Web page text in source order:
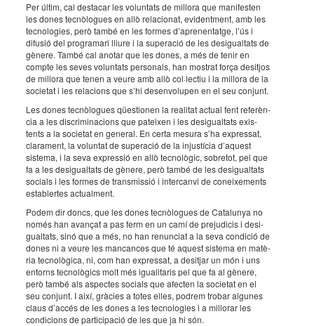
Per últim, cal desta­car les volun­tats de millora que mani­fes­ten
les dones tecnò­lo­gues en allò rela­ci­o­nat, evident­ment, amb les
tecno­lo­gies, però també en les formes d’apre­nen­tatge, l’ús i
difu­sió del progra­mari lliure i la supe­ra­ció de les desi­gual­tats de
gènere. També cal anotar que les dones, a més de tenir en
compte les seves volun­tats perso­nals, han mostrat força desit­jos
de millora que tenen a veure amb allò col·­lec­tiu i la millora de la
soci­e­tat i les rela­ci­ons que s’hi desen­vo­lu­pen en el seu conjunt.
Les dones tecnò­lo­gues qües­ti­o­nen la reali­tat actual fent refe­rèn­
cia a les discri­mi­na­ci­ons que patei­xen i les desi­gual­tats exis­
tents a la soci­e­tat en gene­ral. En certa mesura s’ha expres­sat,
clara­ment, la volun­tat de supe­ra­ció de la injus­tí­cia d’aquest
sistema, i la seva expres­sió en allò tecno­lò­gic, sobre­tot, pel que
fa a les desi­gual­tats de gènere, però també de les desi­gual­tats
soci­als i les formes de trans­mis­sió i inter­canvi de conei­xe­ments
esta­bler­tes actu­al­ment.
Podem dir doncs, que les dones tecnò­lo­gues de Cata­lu­nya no
només han avan­çat a pas ferm en un camí de preju­di­cis i desi­
gual­tats, sinó que a més, no han renun­ciat a la seva condi­ció de
dones ni a veure les mancan­ces que té aquest sistema en matè­
ria tecno­lò­gica, ni, com han expres­sat, a desit­jar un món i uns
entorns tecno­lò­gics molt més igua­li­ta­ris pel que fa al gènere,
però també als aspec­tes soci­als que afec­ten la soci­e­tat en el
seu conjunt. I així, gràcies a totes elles, podrem trobar algu­nes
claus d’ac­cés de les dones a les tecno­lo­gies i a millo­rar les
condi­ci­ons de parti­ci­pa­ció de les que ja hi són.